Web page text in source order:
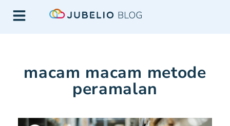
macam macam metode
peramalan